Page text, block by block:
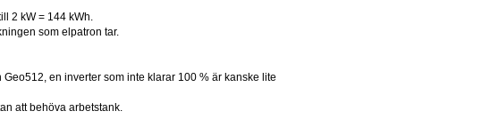
2 kW = 144 kWh.
som elpatron tar.
en inverter som inte klarar 100 % är kanske lite
att behöva arbetstank.